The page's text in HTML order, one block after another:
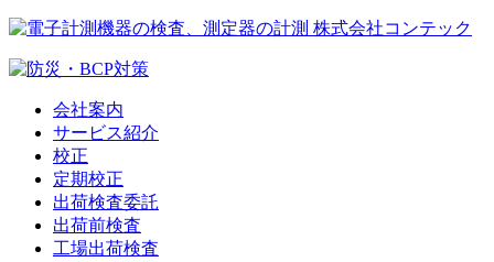
会社案内
サービス紹介
校正
定期校正
出荷検査委託
出荷前検査
工場出荷検査